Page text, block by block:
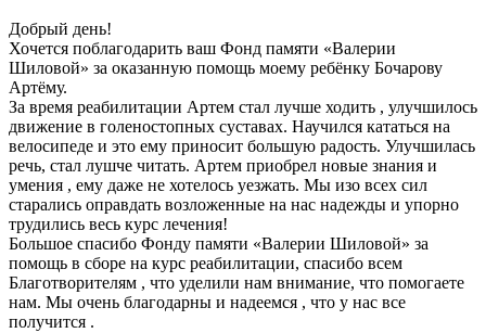
Добрый день!
Хочется поблагодарить ваш Фонд памяти «Валерии
Шиловой» за оказанную помощь моему ребёнку Бочарову
Артёму.
За время реабилитации Артем стал лучше ходить , улучшилось
движение в голеностопных суставах. Научился кататься на
велосипеде и это ему приносит большую радость. Улучшилась
речь, стал лушче читать. Артем приобрел новые знания и
умения , ему даже не хотелось уезжать. Мы изо всех сил
старались оправдать возложенные на нас надежды и упорно
трудились весь курс лечения!
Большое спасибо Фонду памяти «Валерии Шиловой» за
помощь в сборе на курс реабилитации, спасибо всем
Благотворителям , что уделили нам внимание, что помогаете
нам. Мы очень благодарны и надеемся , что у нас все
получится .